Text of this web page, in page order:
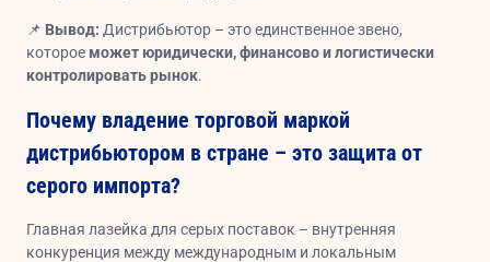
📌 Вывод: Дистрибьютор – это единственное звено,
которое может юридически, финансово и логистически
контролировать рынок.
Почему владение торговой маркой
дистрибьютором в стране – это защита от
серого импорта?
Главная лазейка для серых поставок – внутренняя
конкуренция между международным и локальным